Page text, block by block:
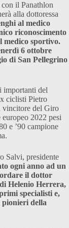
il Panathlon
alla dottoressa
al medico
riconoscimento
medico sportivo.
6 ottobre
di San Pellegrino
importanti del
ciclisti Pietro
vincitore del Giro
2022 pesi
e ’90 campione
Salvi, presidente
ogni anno ad un
il dottor
Helenio Herrera,
specialisti e,
pionieri della